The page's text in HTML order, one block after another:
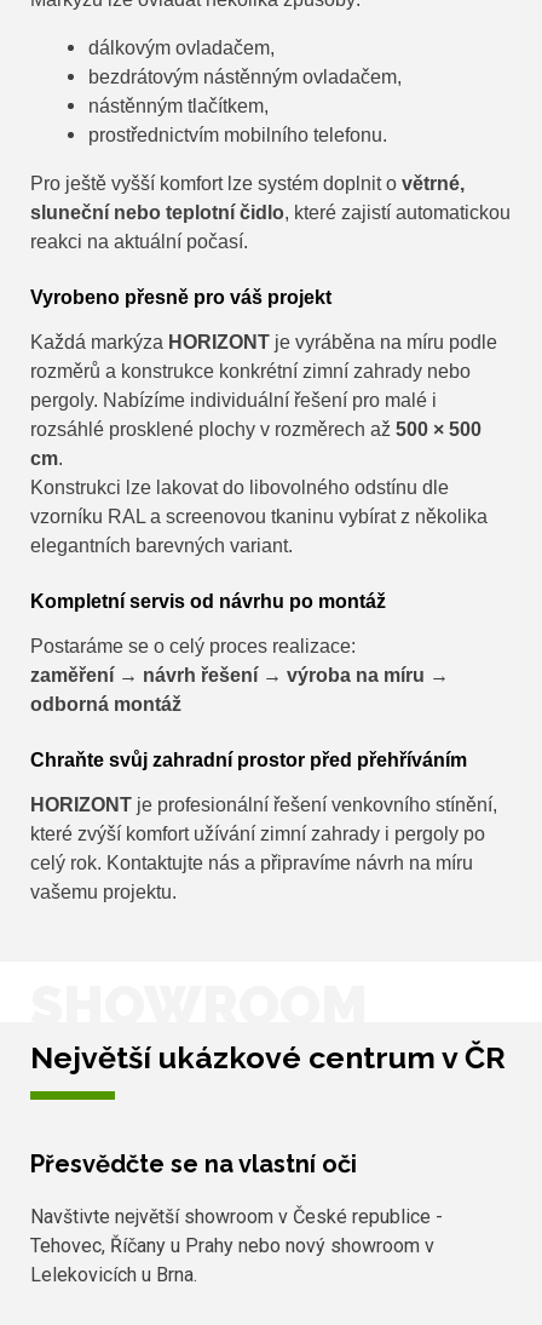
dálkovým ovladačem,
bezdrátovým nástěnným ovladačem,
nástěnným tlačítkem,
prostřednictvím mobilního telefonu.
Pro ještě vyšší komfort lze systém doplnit o větrné,
sluneční nebo teplotní čidlo, které zajistí automatickou
reakci na aktuální počasí.
Vyrobeno přesně pro váš projekt
Každá markýza HORIZONT je vyráběna na míru podle
rozměrů a konstrukce konkrétní zimní zahrady nebo
pergoly. Nabízíme individuální řešení pro malé i
rozsáhlé prosklené plochy v rozměrech až 500 × 500
cm.
Konstrukci lze lakovat do libovolného odstínu dle
vzorníku RAL a screenovou tkaninu vybírat z několika
elegantních barevných variant.
Kompletní servis od návrhu po montáž
Postaráme se o celý proces realizace:
zaměření → návrh řešení → výroba na míru →
odborná montáž
Chraňte svůj zahradní prostor před přehříváním
HORIZONT je profesionální řešení venkovního stínění,
které zvýší komfort užívání zimní zahrady i pergoly po
celý rok. Kontaktujte nás a připravíme návrh na míru
vašemu projektu.
Největší ukázkové centrum v ČR
Přesvědčte se na vlastní oči
Navštivte největší showroom v České republice -
Tehovec, Říčany u Prahy nebo nový showroom v
Lelekovicích u Brna.